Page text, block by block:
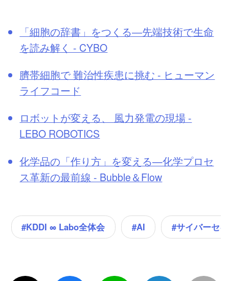
「細胞の辞書」をつくる―先端技術で生命
を読み解く - CYBO
臍帯細胞で 難治性疾患に挑む - ヒューマン
ライフコード
ロボットが変える、 風力発電の現場 -
LEBO ROBOTICS
化学品の「作り方」を変える—化学プロセ
ス革新の最前線 - Bubble＆Flow
#KDDI ∞ Labo全体会 #AI #サイバーセ